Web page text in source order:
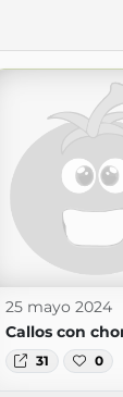
25 mayo 2024
Callos con
31 0